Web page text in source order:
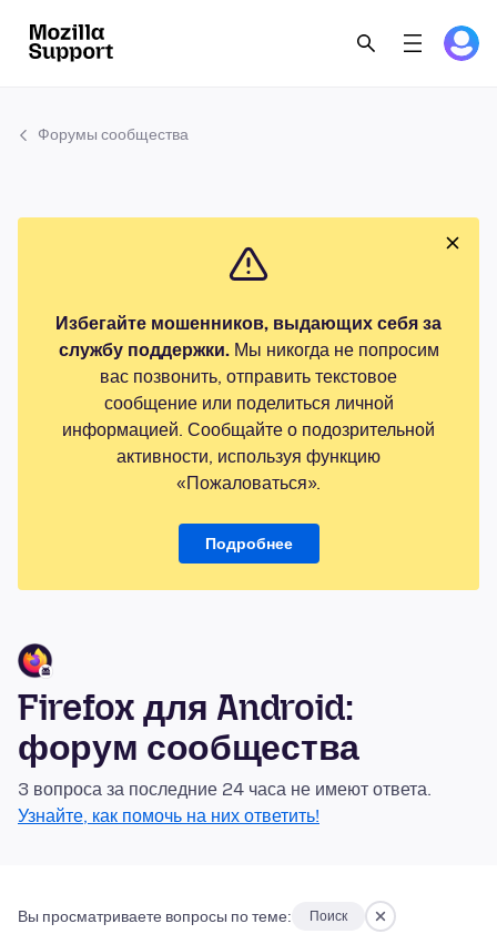
Форумы сообщества
Избегайте мошенников, выдающих себя за
службу поддержки.Мы никогда не попросим
вас позвонить, отправить текстовое
сообщение или поделиться личной
информацией. Сообщайте о подозрительной
активности, используя функцию
«Пожаловаться».
Подробнее
Firefox для Android:
форум сообщества
3 вопроса за последние 24 часа не имеют ответа.
Узнайте, как помочь на них ответить!
Вы просматриваете вопросы по теме: Поиск